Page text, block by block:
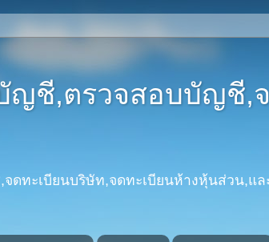
ชี,ตรวจสอบบัญชี,
ทะเบียนบริษัท,จดทะเบียนห้างหุ้นส่วน,แล